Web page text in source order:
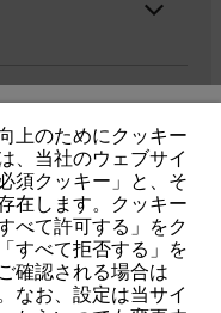
ッキー
nicht unterstützen. Für
wir Ihnen, zu
上のためにクッキー
、当社のウェブサイ
須クッキー」と、そ
在します。クッキー
べて許可する」をク
すべて拒否する」を
確認される場合は
なお、設定は当サイ